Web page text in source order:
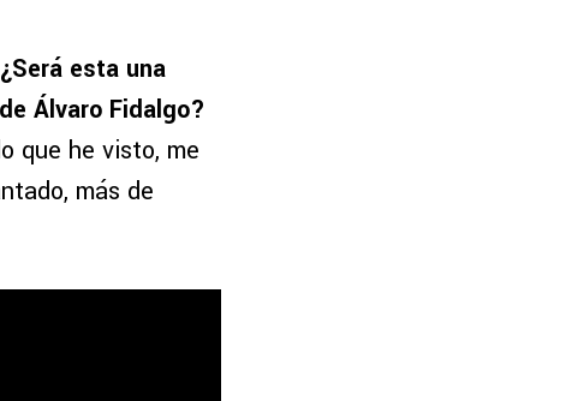
¿Será esta una
Álvaro Fidalgo?
que he visto, me
más de